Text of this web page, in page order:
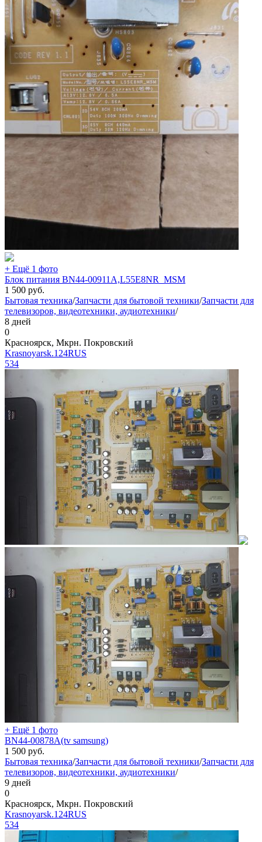
+ Ещё 1 фото
Блок питания BN44-00911A,L55E8NR_MSM
1 500 руб.
Бытовая техника/Запчасти для бытовой техники/Запчасти для
телевизоров, видеотехники, аудиотехники/
8 дней
0
Красноярск, Мкрн. Покровский
Krasnoyarsk.124RUS
534
+ Ещё 1 фото
BN44-00878A(tv samsung)
1 500 руб.
Бытовая техника/Запчасти для бытовой техники/Запчасти для
телевизоров, видеотехники, аудиотехники/
9 дней
0
Красноярск, Мкрн. Покровский
Krasnoyarsk.124RUS
534